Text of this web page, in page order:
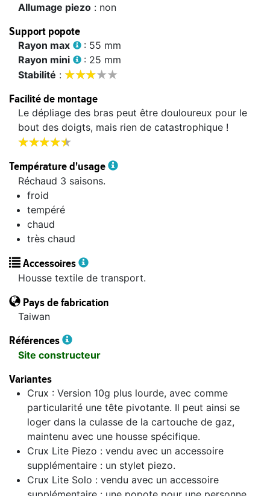
allumage piezo : non
Support popote
rayon max
: 55 mm
rayon mini
: 25 mm
stabilité : 

Facilité de montage
Le dépliage des bras peut être douloureux pour le
bout des doigts, mais rien de catastrophique !


Température d'usage
Réchaud 3 saisons.
froid
tempéré
chaud
très chaud
Accessoires
Housse textile de transport.
Pays de fabrication
Taiwan
Références
Site constructeur
Variantes
Crux : Version 10g plus lourde, avec comme
particularité une tête pivotante. Il peut ainsi se
loger dans la culasse de la cartouche de gaz,
maintenu avec une housse spécifique.
Crux Lite Piezo : vendu avec un accessoire
supplémentaire : un stylet piezo.
Crux Lite Solo : vendu avec un accessoire